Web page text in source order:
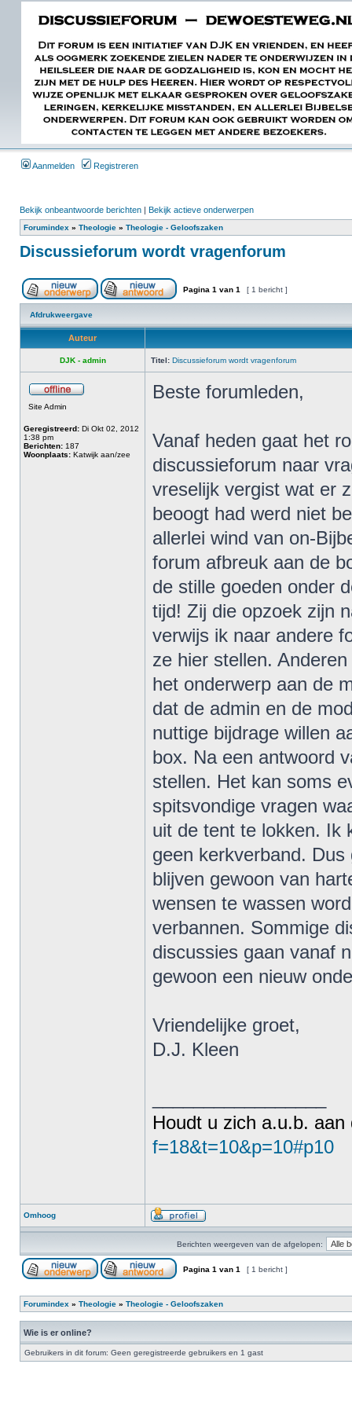
Aanmelden Registreren
Bekijk onbeantwoorde berichten | Bekijk actieve onderwerpen
Forumindex » Theologie » Theologie - Geloofszaken
Discussieforum wordt vragenforum
Pagina 1 van 1 [ 1 bericht ]
Afdrukweergave
Auteur
DJK - admin Titel: Discussieforum wordt vragenforum
Site Admin
Geregistreerd: Di Okt 02, 2012
1:38 pm
Berichten: 187
Woonplaats: Katwijk aan/zee
Beste forumleden,
Vanaf heden gaat het
discussieforum naar
vreselijk vergist wat er
beoogt had werd niet
allerlei wind van on-
forum afbreuk aan de
de stille goeden onder
tijd! Zij die opzoek zijn
verwijs ik naar andere
ze hier stellen.
het onderwerp aan de
dat de admin en de
nuttige bijdrage willen
box. Na een antwoord
stellen. Het kan soms
spitsvondige vragen
uit de tent te lokken. Ik
geen kerkverband.
blijven gewoon van
wensen te wassen
verbannen. Sommige
discussies gaan vanaf
gewoon een nieuw
Vriendelijke groet,
D.J. Kleen
Houdt u zich a.u.b.
f=18&t=10&p=10#p10
Omhoog
Berichten weergeven van de afgelopen:
Pagina 1 van 1 [ 1 bericht ]
Forumindex » Theologie » Theologie - Geloofszaken
Wie is er online?
Gebruikers in dit forum: Geen geregistreerde gebruikers en 1 gast